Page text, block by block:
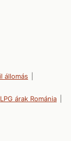
állomás
LPG árak Románia